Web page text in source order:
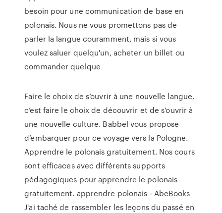
besoin pour une communication de base en
polonais. Nous ne vous promettons pas de
parler la langue couramment, mais si vous
voulez saluer quelqu'un, acheter un billet ou
commander quelque
Faire le choix de s’ouvrir à une nouvelle langue,
c’est faire le choix de découvrir et de s’ouvrir à
une nouvelle culture. Babbel vous propose
d’embarquer pour ce voyage vers la Pologne.
Apprendre le polonais gratuitement. Nos cours
sont efficaces avec différents supports
pédagogiques pour apprendre le polonais
gratuitement. apprendre polonais - AbeBooks
J'ai taché de rassembler les leçons du passé en